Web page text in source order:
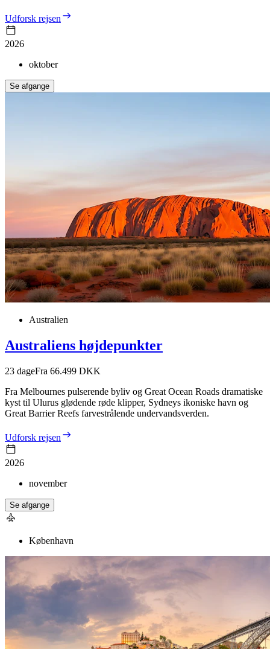
Udforsk rejsen
2026
oktober
Se afgange
Australien
Australiens højdepunkter
23 dageFra 66.499 DKK
Fra Melbournes pulserende byliv og Great Ocean Roads dramatiske
kyst til Ulurus glødende røde klipper, Sydneys ikoniske havn og
Great Barrier Reefs farvestrålende undervandsverden.
Udforsk rejsen
2026
november
Se afgange
København